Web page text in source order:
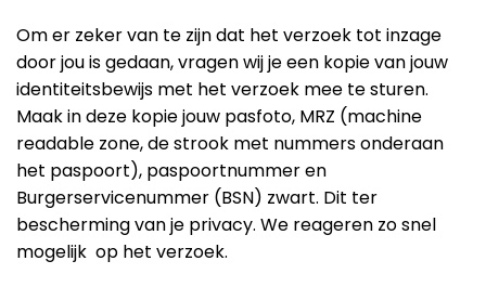
Om er zeker van te zijn dat het verzoek tot inzage
door jou is gedaan, vragen wij je een kopie van jouw
identiteitsbewijs met het verzoek mee te sturen.
Maak in deze kopie jouw pasfoto, MRZ (machine
readable zone, de strook met nummers onderaan
het paspoort), paspoortnummer en
Burgerservicenummer (BSN) zwart. Dit ter
bescherming van je privacy. We reageren zo snel
mogelijk op het verzoek.